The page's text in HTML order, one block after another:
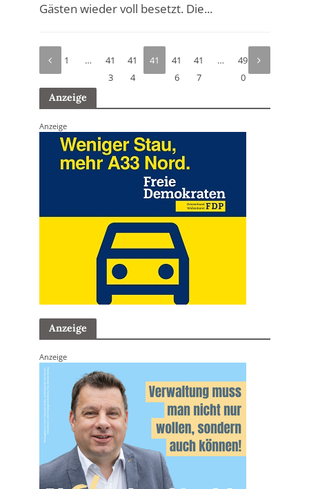
Gästen wieder voll besetzt. Die...
1 …
41
3
41
4
41
5
41
6
41
7
…
49
0
Anzeige
Anzeige
Anzeige
Anzeige